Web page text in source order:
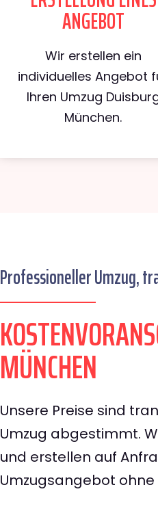
ANGEBOT
Wir erstellen ein
individuelles Angebot
Ihren Umzug
München.
Professioneller Umzug,
MÜNCHEN
Unsere Preise sind
Umzug abgestimmt.
und erstellen auf
Umzugsangebot